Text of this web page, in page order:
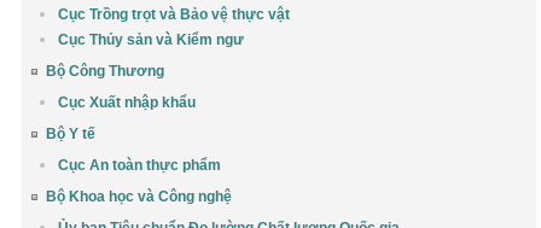
Cục Trồng trọt và Bảo vệ thực vật
Cục Thủy sản và Kiểm ngư
Bộ Công Thương
Cục Xuất nhập khẩu
Bộ Y tế
Cục An toàn thực phẩm
Bộ Khoa học và Công nghệ